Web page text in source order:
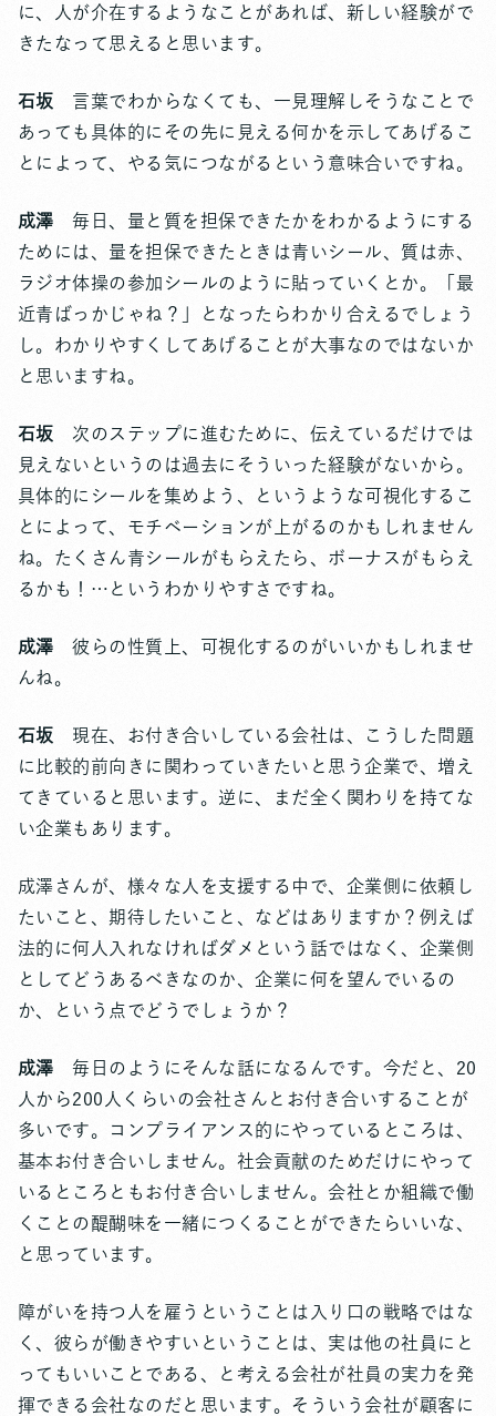
に、人が介在するようなことがあれば、新しい経験がで
きたなって思えると思います。
石坂
言葉でわからなくても、一見理解しそうなことで
あっても具体的にその先に見える何かを示してあげるこ
とによって、やる気につながるという意味合いですね。
成澤 毎日、量と質を担保できたかをわかるようにする
ためには、量を担保できたときは青いシール、質は赤、
ラジオ体操の参加シールのように貼っていくとか。「最
近青ばっかじゃね？」となったらわかり合えるでしょう
し。わかりやすくしてあげることが大事なのではないか
と思いますね。
石坂
次のステップに進むために、伝えているだけでは
見えないというのは過去にそういった経験がないから。
具体的にシールを集めよう、というような可視化するこ
とによって、モチベーションが上がるのかもしれません
ね。たくさん青シールがもらえたら、ボーナスがもらえ
るかも！…というわかりやすさですね。
成澤 彼らの性質上、可視化するのがいいかもしれませ
んね。
石坂
現在、お付き合いしている会社は、こうした問題
に比較的前向きに関わっていきたいと思う企業で、増え
てきていると思います。逆に、まだ全く関わりを持てな
い企業もあります。
成澤さんが、様々な人を支援する中で、企業側に依頼し
たいこと、期待したいこと、などはありますか？例えば
法的に何人入れなければダメという話ではなく、企業側
としてどうあるべきなのか、企業に何を望んでいるの
か、という点でどうでしょうか？
成澤 毎日のようにそんな話になるんです。今だと、20
人から200人くらいの会社さんとお付き合いすることが
多いです。コンプライアンス的にやっているところは、
基本お付き合いしません。社会貢献のためだけにやって
いるところともお付き合いしません。会社とか組織で働
くことの醍醐味を一緒につくることができたらいいな、
と思っています。
障がいを持つ人を雇うということは入り口の戦略ではな
く、彼らが働きやすいということは、実は他の社員にと
ってもいいことである、と考える会社が社員の実力を発
揮できる会社なのだと思います。そういう会社が顧客に